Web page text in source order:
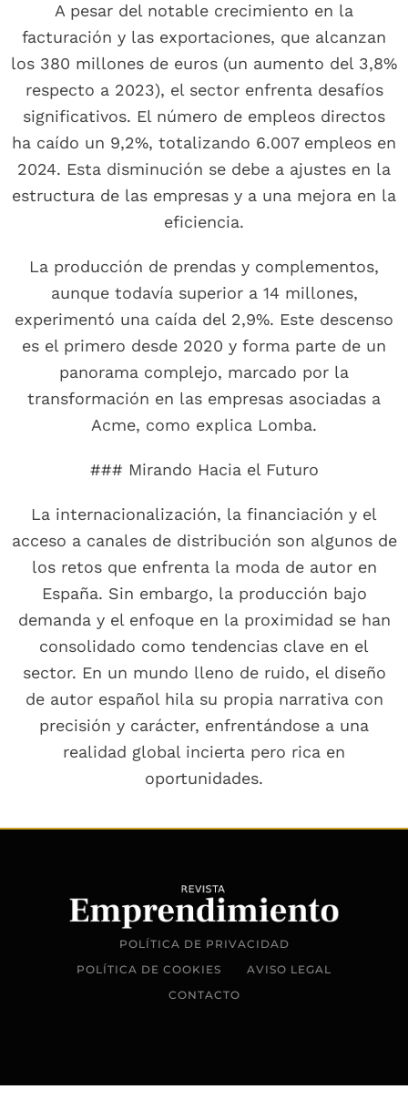
A pesar del notable crecimiento en la
facturación y las exportaciones, que alcanzan
los 380 millones de euros (un aumento del 3,8%
respecto a 2023), el sector enfrenta desafíos
significativos. El número de empleos directos
ha caído un 9,2%, totalizando 6.007 empleos en
2024. Esta disminución se debe a ajustes en la
estructura de las empresas y a una mejora en la
eficiencia.
La producción de prendas y complementos,
aunque todavía superior a 14 millones,
experimentó una caída del 2,9%. Este descenso
es el primero desde 2020 y forma parte de un
panorama complejo, marcado por la
transformación en las empresas asociadas a
Acme, como explica Lomba.
### Mirando Hacia el Futuro
La internacionalización, la financiación y el
acceso a canales de distribución son algunos de
los retos que enfrenta la moda de autor en
España. Sin embargo, la producción bajo
demanda y el enfoque en la proximidad se han
consolidado como tendencias clave en el
sector. En un mundo lleno de ruido, el diseño
de autor español hila su propia narrativa con
precisión y carácter, enfrentándose a una
realidad global incierta pero rica en
oportunidades.
POLÍTICA DE PRIVACIDAD
POLÍTICA DE COOKIES
AVISO LEGAL
CONTACTO